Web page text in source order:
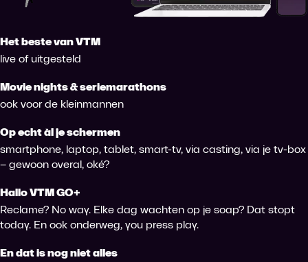
Het beste van VTM
live of uitgesteld
Movie nights & seriemarathons
ook voor de kleinmannen
Op echt àl je schermen
smartphone, laptop, tablet, smart-tv, via casting, via je tv-box
– gewoon overal, oké?
Hallo VTM GO+
Reclame? No way. Elke dag wachten op je soap? Dat stopt
today. En ook onderweg, you press play.
En dat is nog niet alles